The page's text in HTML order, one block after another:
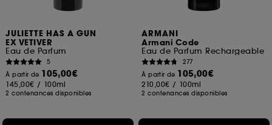
JULIETTE HAS A GUN
EX VETIVER
Eau de Parfum
5
À partir de 105,00€
145,00€ / 100ml
2 contenances disponibles
ARMANI
Armani Code
Eau de Parfum Rechargeable
277
À partir de 105,00€
210,00€ / 100ml
2 contenances disponibles